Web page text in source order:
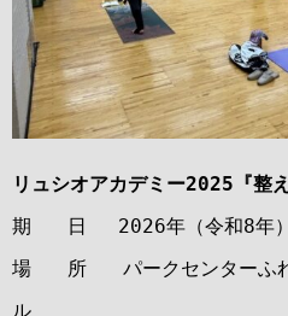
リュシオアカデミー2025『整
期 日 2026年（令和8年）2
場 所 パークセンターふれ
ル